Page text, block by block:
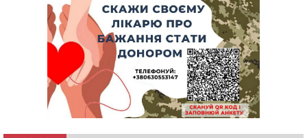
“Черкасиводоканал” пропонує підвищити
тарифи на воду та водовідведення з 2027 року
Встановити гойдалки, карусель і закупити іграшки: у
Черкасах просять покращити умови в дитсадку
“На щиті” у Чорнобаївську громаду повертається
полеглий біля Кліщіївки воїн
Понад 968 мільйонів гривень земельного податку